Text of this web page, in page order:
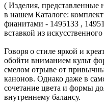
( Изделия,
в нашем Каталоге:
фианитами - 1495133 ,
вставкой из
Говоря о стиле яркой и
обойти вниманием культ
смелом отрыве от
канонов. Однако даже в
сочетание цвета и формы
внутреннему балансу.